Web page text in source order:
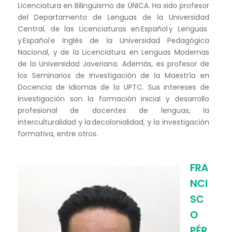
Licenciatura en Bilingüismo de ÚNICA. Ha sido profesor
del Departamento de Lenguas de la Universidad
Central, de las Licenciaturas en Español y Lenguas
y Español e Inglés de la Universidad Pedagógica
Nacional, y de la Licenciatura en Lenguas Modernas
de la Universidad Javeriana. Además, es profesor de
los Seminarios de Investigación de la Maestría en
Docencia de Idiomas de la UPTC. Sus intereses de
investigación son la formación inicial y desarrollo
profesional de docentes de lenguas, la
interculturalidad y la decolonialidad, y la investigación
formativa, entre otros.
FRA
NCI
SC
O